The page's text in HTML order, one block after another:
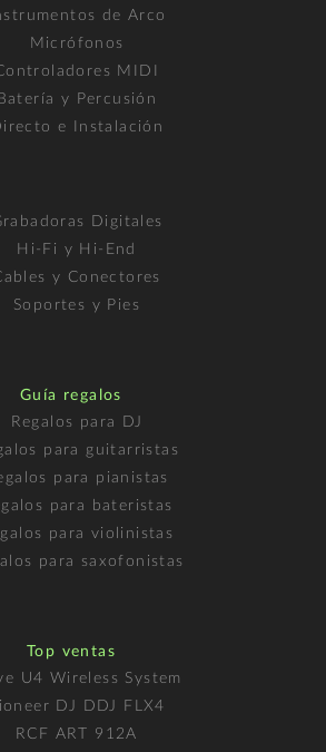
de Arco
Micrófonos
MIDI
Batería y Percusión
e Instalación
Digitales
Hi-Fi y Hi-End
y Conectores
Soportes y Pies
Guía regalos
Regalos para DJ
para guitarristas
para pianistas
para bateristas
para violinistas
para saxofonistas
Top ventas
U4 Wireless System
DJ DDJ FLX4
RCF ART 912A